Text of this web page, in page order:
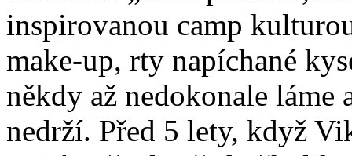
inspirovanou camp
make-up, rty napíchané
někdy až nedokonale láme
nedrží. Před 5 lety, když